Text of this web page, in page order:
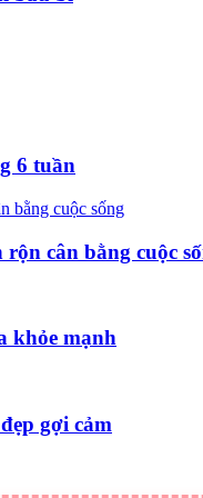
6 tuần
cân bằng cuộc
khỏe mạnh
gợi cảm